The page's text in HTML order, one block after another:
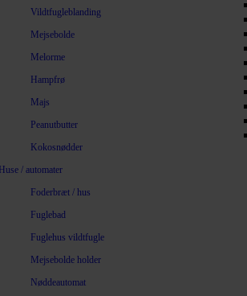
Vildtfugleblanding
Mejsebolde
Melorme
Hampfrø
Majs
Peanutbutter
Kokosnødder
Huse / automater
Foderbræt / hus
Fuglebad
Fuglehus vildtfugle
Mejsebolde holder
Nøddeautomat